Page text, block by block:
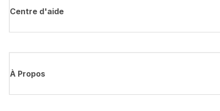
Centre d'aide
À Propos